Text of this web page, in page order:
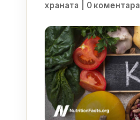
храната
0 коментара